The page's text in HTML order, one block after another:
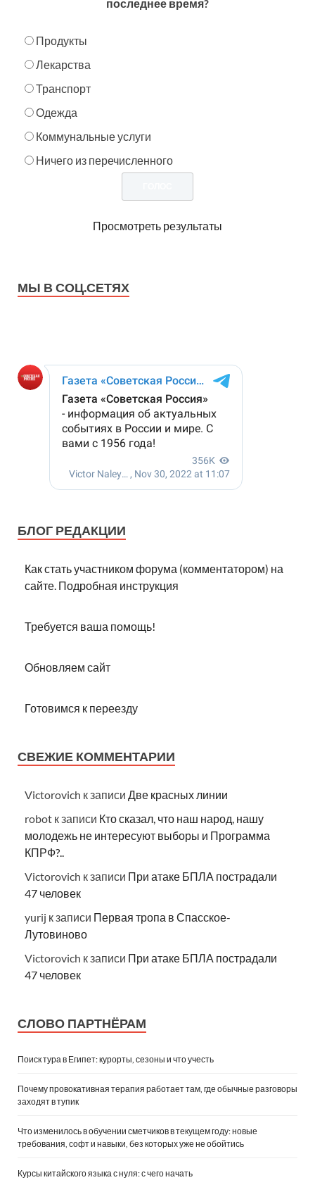
последнее время?
Продукты
Лекарства
Транспорт
Одежда
Коммунальные услуги
Ничего из перечисленного
Просмотреть результаты
МЫ В СОЦ.СЕТЯХ
БЛОГ РЕДАКЦИИ
Как стать участником форума (комментатором) на
сайте. Подробная инструкция
Требуется ваша помощь!
Обновляем сайт
Готовимся к переезду
СВЕЖИЕ КОММЕНТАРИИ
Victorovich к записи Две красных линии
robot к записи Кто сказал, что наш народ, нашу
молодежь не интересуют выборы и Программа
КПРФ?..
Victorovich к записи При атаке БПЛА пострадали
47 человек
yurij к записи Первая тропа в Спасское-
Лутовиново
Victorovich к записи При атаке БПЛА пострадали
47 человек
СЛОВО ПАРТНЁРАМ
Поиск тура в Египет: курорты, сезоны и что учесть
Почему провокативная терапия работает там, где обычные разговоры
заходят в тупик
Что изменилось в обучении сметчиков в текущем году: новые
требования, софт и навыки, без которых уже не обойтись
Курсы китайского языка с нуля: с чего начать